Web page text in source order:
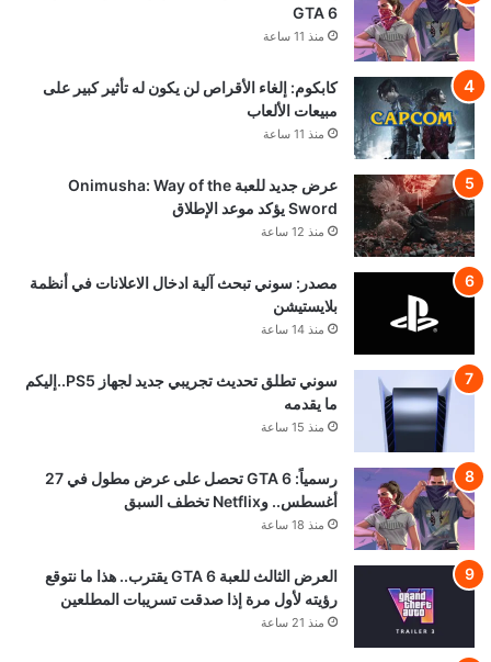
GTA 6
منذ 11 ساعة
كابكوم: إلغاء الأقراص لن يكون له تأثير كبير على
مبيعات الألعاب
منذ 11 ساعة
عرض جديد للعبة Onimusha: Way of the
Sword يؤكد موعد الإطلاق
منذ 12 ساعة
مصدر: سوني تبحث آلية ادخال الاعلانات في أنظمة
بلايستيشن
منذ 14 ساعة
سوني تطلق تحديث تجريبي جديد لجهاز PS5..إليكم
ما يقدمه
منذ 15 ساعة
رسمياً: GTA 6 تحصل على عرض مطول في 27
أغسطس.. وNetflix تخطف السبق
منذ 18 ساعة
العرض الثالث للعبة GTA 6 يقترب.. هذا ما نتوقع
رؤيته لأول مرة إذا صدقت تسريبات المطلعين
منذ 21 ساعة